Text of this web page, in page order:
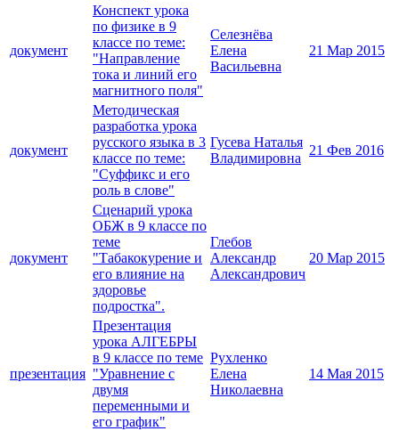
документ
Конспект урока
по физике в 9
классе по теме:
"Направление
тока и линий его
магнитного поля"
Селезнёва
Елена
Васильевна
21 Мар 2015
документ
Методическая
разработка урока
русского языка в 3
классе по теме:
"Суффикс и его
роль в слове"
Гусева Наталья
Владимировна
21 Фев 2016
документ
Сценарий урока
ОБЖ в 9 классе по
теме
"Табакокурение и
его влияние на
здоровье
подростка".
Глебов
Александр
Александрович
20 Мар 2015
презентация
Презентация
урока АЛГЕБРЫ
в 9 классе по теме
"Уравнение с
двумя
переменными и
его график"
Рухленко
Елена
Николаевна
14 Мая 2015